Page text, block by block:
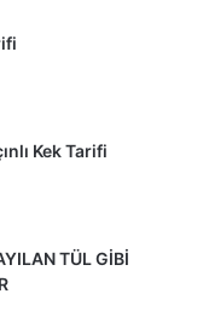
Kek Tarifi
TÜL GİBİ